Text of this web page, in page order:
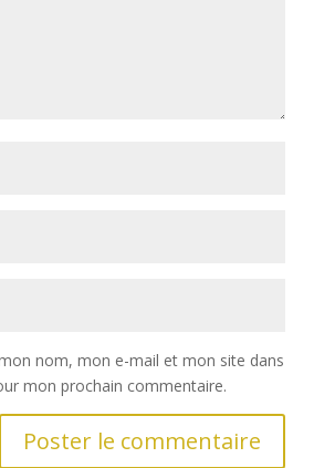
nom, mon e-mail et mon site dans
mon prochain commentaire.